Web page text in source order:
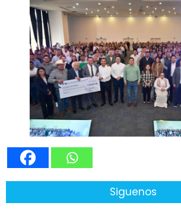
Siguenos